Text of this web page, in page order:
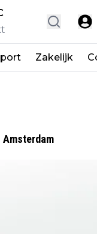
Zakelijk
Amsterdam